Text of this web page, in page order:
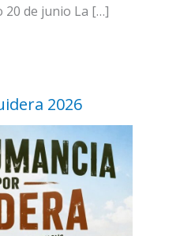
20 de junio La […]
2026